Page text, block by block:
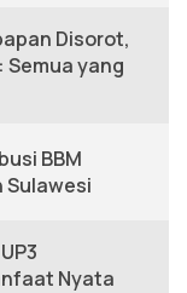
Disorot,
Semua yang
BBM
Sulawesi
Nyata